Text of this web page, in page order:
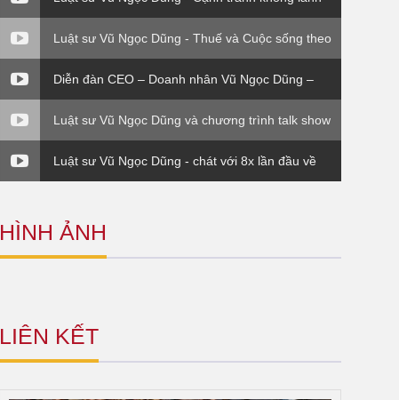
mạnh (Luật sư và Doanh nghiệp)
Luật sư Vũ Ngọc Dũng - Thuế và Cuộc sống theo
Thông tư 120 Bộ Tài Chính
Diễn đàn CEO – Doanh nhân Vũ Ngọc Dũng –
Phần 4
Luật sư Vũ Ngọc Dũng và chương trình talk show
Thuế và cuộc sống.
Luật sư Vũ Ngọc Dũng - chát với 8x lần đầu về
công ty Bắc Việt Luật ( VTC0
HÌNH ẢNH
LIÊN KẾT